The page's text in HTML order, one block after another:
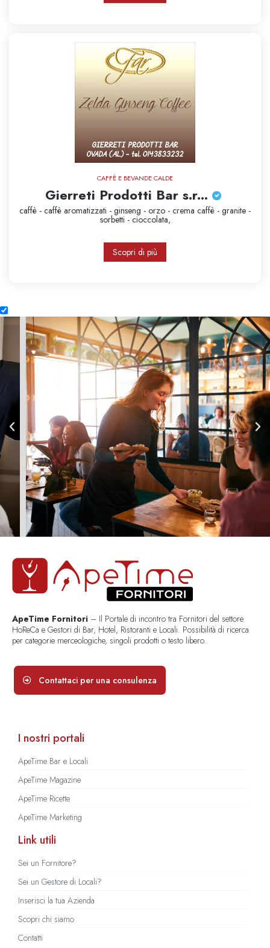
CAFFÈ E BEVANDE CALDE
Gierreti Prodotti Bar s.r...
caffè - caffè aromatizzati - ginseng - orzo - crema caffè - granite -
sorbetti - cioccolata,
Scopri di più
ApeTime Fornitori – Il Portale di incontro tra Fornitori del settore
HoReCa e Gestori di Bar, Hotel, Ristoranti e Locali. Possibilità di ricerca
per categorie merceologiche, singoli prodotti o testo libero..
Contattaci per una consulenza
I nostri portali
ApeTime Bar e Locali
ApeTime Magazine
ApeTime Ricette
ApeTime Marketing
Link utili
Sei un Fornitore?
Sei un Gestore di Locali?
Inserisci la tua Azienda
Scopri chi siamo
Contatti